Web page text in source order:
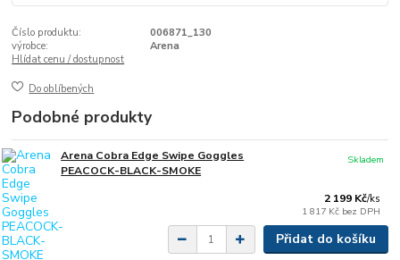
Číslo produktu:
006871_130
výrobce:
Arena
Hlídat cenu / dostupnost
Do oblíbených
Podobné produkty
Arena Cobra Edge Swipe Goggles
PEACOCK-BLACK-SMOKE
2 199 Kč/ks
1 817 Kč bez DPH
Skladem
Přidat do košíku